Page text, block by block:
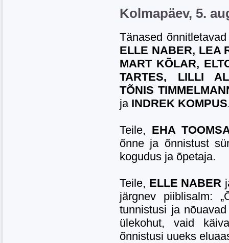
Kolmapäev, 5.
Tänased
ELLE NABER, LEA
MART KÕLAR,
TARTES, LILLI
TÕNIS
ja INDREK KOMPUS
Teile, EHA
õnne ja õnnistust
kogudus ja õpetaja.
Teile, ELLE NABER
järgnev piiblisalm:
tunnistusi ja
ülekohut, vaid
õnnistusi uueks